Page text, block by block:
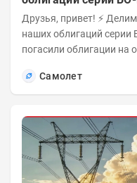
Друзья, привет! ⚡️ Делимся итогами оферты по выпуску
наших облигаций
погасили облигации на
Самолет